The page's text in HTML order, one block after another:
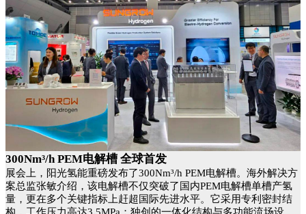
300Nm³/h PEM电解槽 全球首发
展会上，阳光氢能重磅发布了300Nm³/h PEM电解槽。海外解决方
案总监张敏介绍，该电解槽不仅突破了国内PEM电解槽单槽产氢
量，更在多个关键指标上赶超国际先进水平。它采用专利密封结
构，工作压力高达3.5MPa；独创的一体化结构与多功能流场设